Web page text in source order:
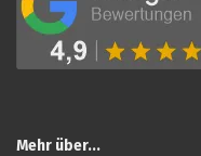
Mehr über...